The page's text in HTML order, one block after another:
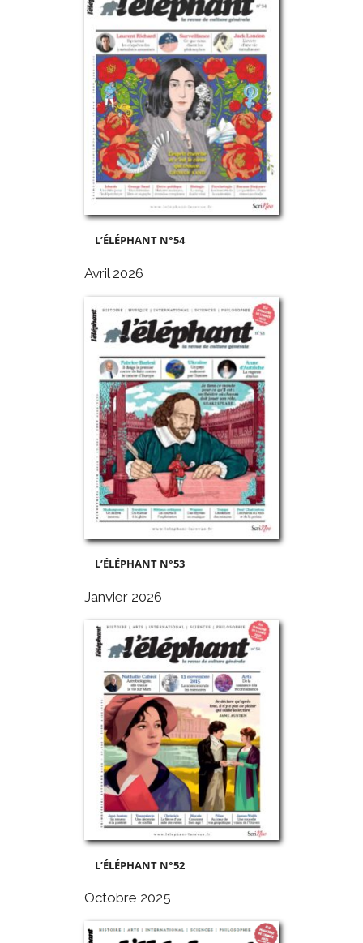
L’ÉLÉPHANT N°54
Avril 2026
L’ÉLÉPHANT N°53
Janvier 2026
L’ÉLÉPHANT N°52
Octobre 2025